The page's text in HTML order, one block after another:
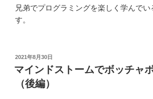
兄弟でプログラミングを楽しく学んでい
す。
投
稿
日:
2021年8月30日
マインドストームでボッチャ
（後編）